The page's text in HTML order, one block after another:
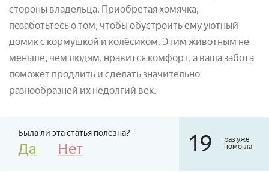
стороны владельца. Приобретая хомячка,
позаботьтесь о том, чтобы обустроить ему уютный
домик с кормушкой и колёсиком. Этим животным не
меньше, чем людям, нравится комфорт, а ваша забота
поможет продлить и сделать значительно
разнообразней их недолгий век.
Была ли эта статья полезна?
Да Нет 19
раз уже
помогла